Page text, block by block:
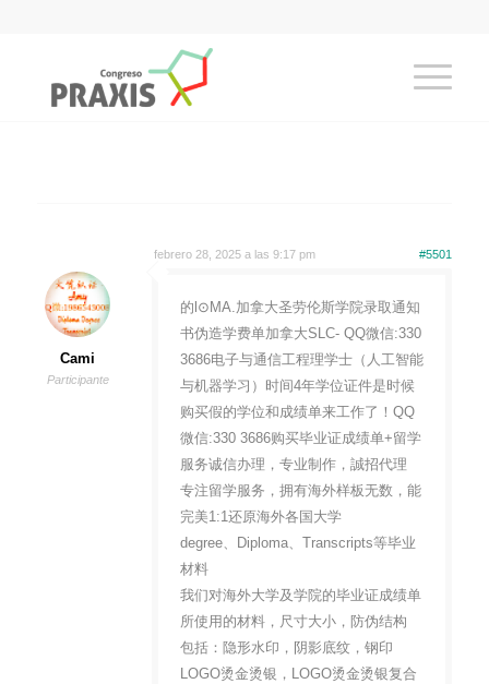
febrero 28, 2025 a las 9:17 pm #5501
Cami
Participante
的l⊙MA.加拿大圣劳伦斯学院录取通知
书伪造学费单加拿大SLC- QQ微信:330
3686电子与通信工程理学士（人工智能
与机器学习）时间4年学位证件是时候
购买假的学位和成绩单来工作了！QQ
微信:330 3686购买毕业证成绩单+留学
服务诚信办理，专业制作，誠招代理
专注留学服务，拥有海外样板无数，能
完美1:1还原海外各国大学
degree、Diploma、Transcripts等毕业
材料
我们对海外大学及学院的毕业证成绩单
所使用的材料，尺寸大小，防伪结构
包括：隐形水印，阴影底纹，钢印
LOGO烫金烫银，LOGO烫金烫银复合